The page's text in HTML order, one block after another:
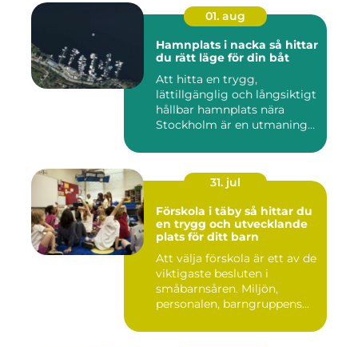
01. aug
Hamnplats i nacka så hittar
du rätt läge för din båt
Att hitta en trygg,
lättillgänglig och långsiktigt
hållbar hamnplats nära
Stockholm är en utmaning
31. jul
Förskola i täby så hittar du
en trygg och utvecklande
plats för ditt barn
Att välja förskola är ett av de
viktigaste besluten i
småbarnsåren. Miljön,
personalen, barngruppens...